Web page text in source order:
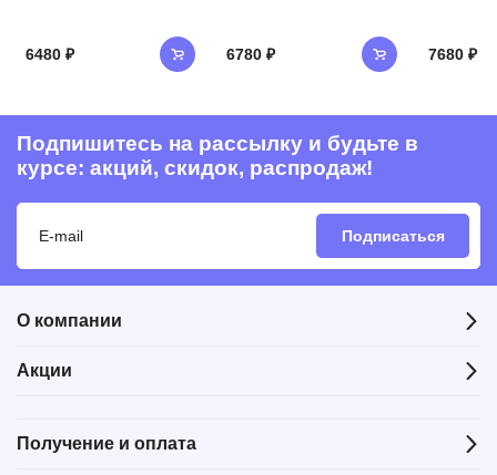
6480 ₽ 6780 ₽ 7680 ₽
Подпишитесь на рассылку и будьте в
курсе: акций, скидок, распродаж!
Подписаться
О компании
Акции
Получение и оплата